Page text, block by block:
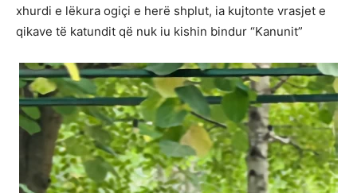
xhurdi e lëkura ogiçi e herë shplut, ia kujtonte vrasjet e
qikave të katundit që nuk iu kishin bindur “Kanunit”